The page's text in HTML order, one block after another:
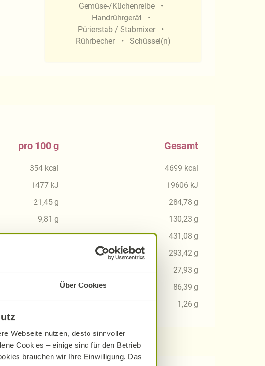
Über Cookies
Webseite nutzen, desto sinnvoller
Cookies – einige sind für den Betrieb
brauchen wir Ihre Einwilligung. Das
Gemüse-/Küchenreibe
Handrührgerät
Pürierstab / Stabmixer
Rührbecher
Schüssel(n)
pro 100 g
354 kcal
1477 kJ
21,45 g
9,81 g
32,47g
2,10g
Gesamt
4699 kcal
19606 kJ
284,78 g
130,23 g
431,08 g
293,42 g
27,93 g
86,39 g
1,26 g